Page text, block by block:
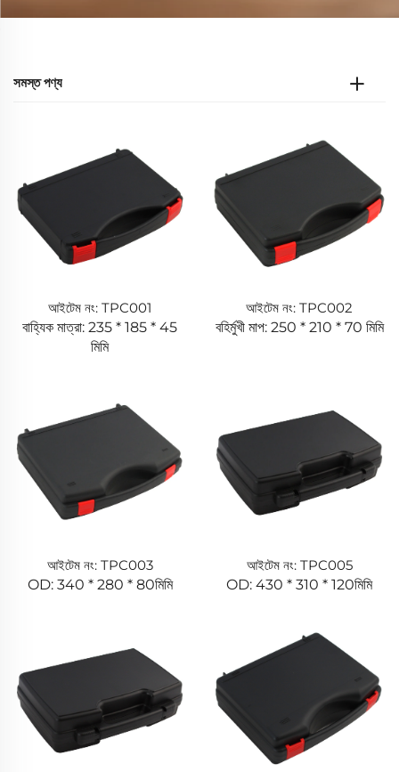
সমস্ত পণ্য
আইটেম নং: TPC001
বাহ্যিক মাত্রা: 235 * 185 * 45
মিমি
আইটেম নং: TPC002
বহির্মুখী মাপ: 250 * 210 * 70 মিমি
আইটেম নং: TPC003
OD: 340 * 280 * 80মিমি
আইটেম নং: TPC005
OD: 430 * 310 * 120মিমি